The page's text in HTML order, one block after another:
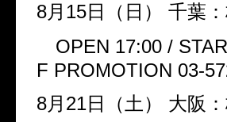
8月 15日（日） 千葉
OPEN 17:00 /
F PROMOTION 03-
8月 21日（土） 大阪